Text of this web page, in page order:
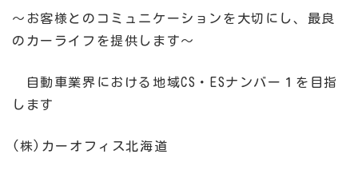
～お客様とのコミュニケーションを大切にし、最良
のカーライフを提供します～
自動車業界における地域CS・ESナンバー１を目指
します
(株)カーオフィス北海道